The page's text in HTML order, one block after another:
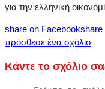
για την ελληνική
share on Facebookshare
πρόσθεσε ένα σχόλιο
Κάντε το σχόλιο